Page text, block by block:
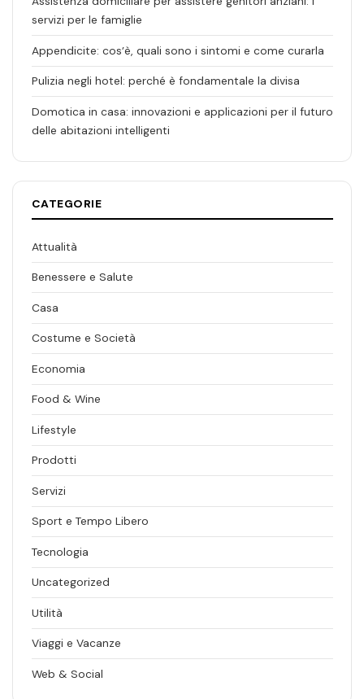
servizi per le famiglie
Appendicite: cos’è, quali sono i sintomi e come curarla
Pulizia negli hotel: perché è fondamentale la divisa
Domotica in casa: innovazioni e applicazioni per il futuro
delle abitazioni intelligenti
CATEGORIE
Attualità
Benessere e Salute
Casa
Costume e Società
Economia
Food & Wine
Lifestyle
Prodotti
Servizi
Sport e Tempo Libero
Tecnologia
Uncategorized
Utilità
Viaggi e Vacanze
Web & Social